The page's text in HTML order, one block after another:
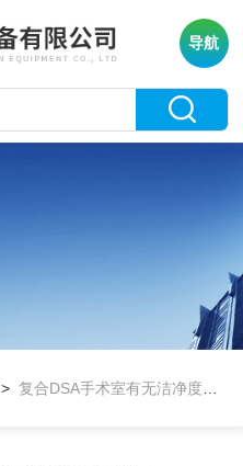
导航
>复合DSA手术室有无洁净度要求？